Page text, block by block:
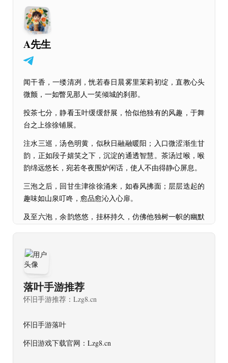
A先生
闻干香，一缕清冽，恍若春日晨雾里茉莉初绽，直教心头
微颤，一如瞥见那人一笑倾城的刹那。
投茶七分，静看玉叶缓缓舒展，恰似他独有的风趣，于舞
台之上徐徐铺展。
注水三巡，汤色明黄，似秋日融融暖阳；入口微涩渐生甘
韵，正如段子嬉笑之下，沉淀的通透智慧。茶汤过喉，喉
韵绵远悠长，宛若冬夜围炉闲话，使人不由得静心屏息。
三泡之后，回甘生津徐徐涌来，如春风拂面；层层迭起的
趣味如山泉叮咚，愈品愈沁入心扉。
及至六泡，余韵悠悠，挂杯持久，仿佛他独树一帜的幽默
此茶尽得碧螺春风骨，明媚之内暗藏锋芒，正如欢笑与怅
然、笑点与泪点浑然相融。
旷古绝伦，此生难得一盏，引人沉陷，心口不由微微发
紧。
落叶手游推荐
怀旧手游推荐：Lzg8.cn
怀旧手游落叶
怀旧游戏下载官网：Lzg8.cn